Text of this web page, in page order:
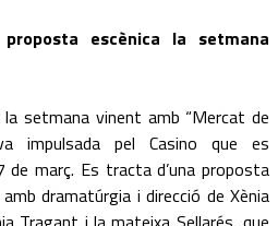
escènica la setmana
setmana vinent amb “Mercat de
impulsada pel Casino que es
març. Es tracta d’una proposta
dramatúrgia i direcció de Xènia